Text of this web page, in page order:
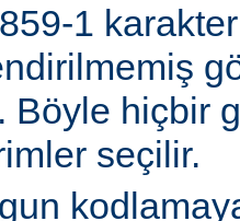
1
Böyle hiçbir
seçilir.